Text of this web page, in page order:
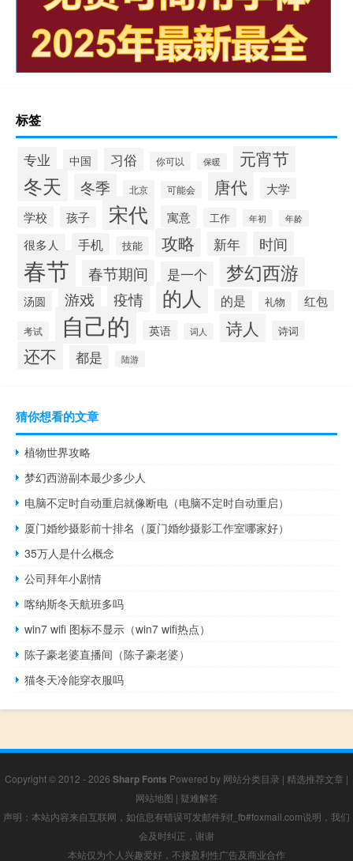
标签
专业 中国 习俗 你可以 保暖 元宵节
冬天 冬季 北京 可能会 唐代
大学
学校
孩子 宋代 寓意 工作 年初 年龄
很多人 手机 技能 攻略 新年 时间
春节 春节期间 是一个 梦幻西游
汤圆 游戏 疫情 的人 的是 礼物 红包
考试 自己的 英语 词人 诗人 诗词
还不 都是 陆游
猜你想看的文章
植物世界攻略
梦幻西游副本最少多少人
电脑不定时自动重启就像断电（电脑不定时自动重启）
厦门婚纱摄影前十排名（厦门婚纱摄影工作室哪家好）
35万人是什么概念
公司拜年小剧情
喀纳斯冬天航班多吗
win7 wifi 图标不显示（win7 wifi热点）
陈子豪老婆直播间（陈子豪老婆）
猫冬天冷能穿衣服吗
Copyright © 2012 - 2026 Sharp Fonts Powered by 网站分类目录 | 精选推荐文章 |
网站地图 | 疑难解答
声明：本站内容来自互联网，如信息有错误可发邮件到f_fb#foxmail.com说明，我们
会及时纠正，谢谢
本站仅为个人兴趣爱好，不接盈利性广告及商业合作